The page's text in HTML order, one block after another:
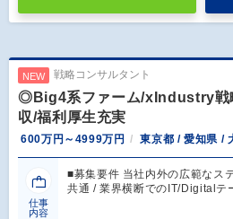
NEW 戦略コンサルタント
◎Big4系ファーム/xIndustry戦
収/福利厚生充実
600万円～4999万円 東京都 / 愛知県 /
仕事
内容
■募集要件 当社内外の広範なス
共通 / 業界横断でのIT/Digitalテ